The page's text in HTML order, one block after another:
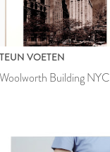
TEUN VOETEN
Woolworth Building NYC